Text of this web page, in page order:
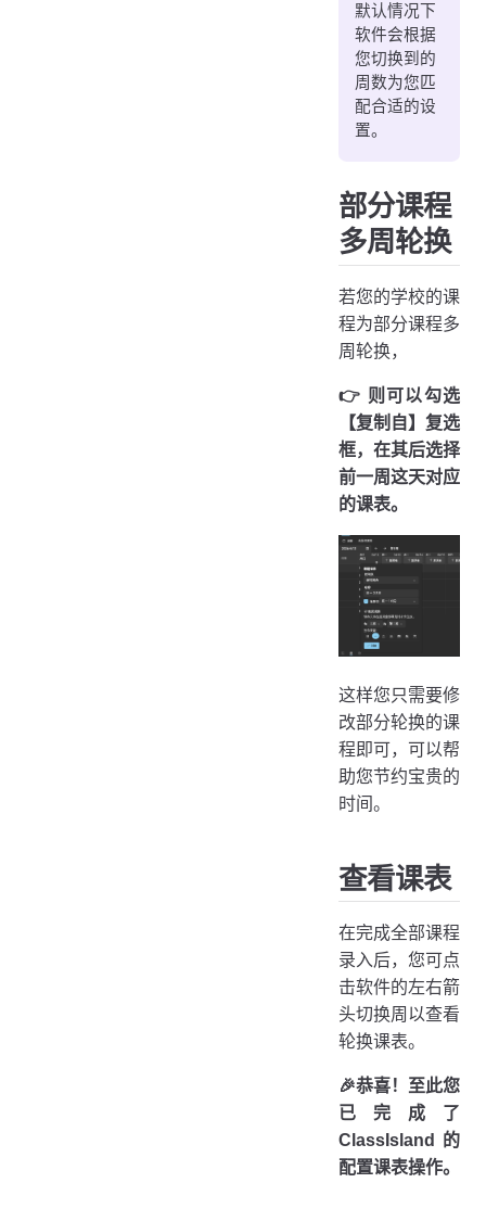
默认情况下
软件会根据
您切换到的
周数为您匹
配合适的设
置。
部分课程
多周轮换
若您的学校的课
程为部分课程多
周轮换，
👉️ 则可以勾选
【复制自】复选
框，在其后选择
前一周这天对应
的课表。
这样您只需要修
改部分轮换的课
程即可，可以帮
助您节约宝贵的
时间。
查看课表
在完成全部课程
录入后，您可点
击软件的左右箭
头切换周以查看
轮换课表。
🎉恭喜！至此您
已完成了
ClassIsland 的
配置课表操作。